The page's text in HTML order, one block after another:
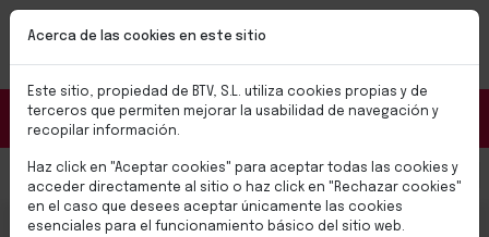
Pasar al contenido principal
NUEVAS CERRADURAS BTV SMART
✨Soluciones para el día a día✨
Conoce las nuevas cerraduras BTV SMART
Portal Distribuidores
0,00 € Select
CAJA FUERTE BANKER 125
Acerca de las cookies en este sitio
Este sitio, propiedad de BTV, S.L. utiliza cookies propias y de
terceros que permiten mejorar la usabilidad de navegación y
recopilar información.
Haz click en "Aceptar cookies" para aceptar todas las cookies y
acceder directamente al sitio o haz click en "Rechazar cookies"
en el caso que desees aceptar únicamente las cookies
esenciales para el funcionamiento básico del sitio web.